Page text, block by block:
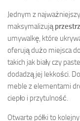
Jednym z
maksymalizują
umywalkę, które
oferują dużo miejsca
takich jak biały czy
dodadzą jej lekkości.
meble z elementami
ciepło i przytulność.
Otwarte półki to